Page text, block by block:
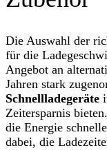
Die Auswahl der
für die
Angebot an
Jahren stark
Schnellladegeräte
Zeitersparnis
die Energie
dabei, die